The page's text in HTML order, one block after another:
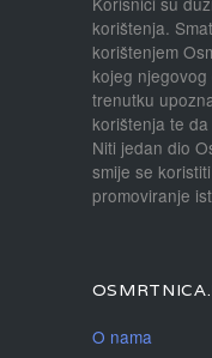
korištenja.
korištenjem
kojeg
trenutku
korištenja te
Niti jedan dio
smije se
promoviranje
O nama